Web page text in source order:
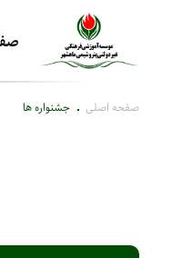
صفحه اصلی جشنواره ها